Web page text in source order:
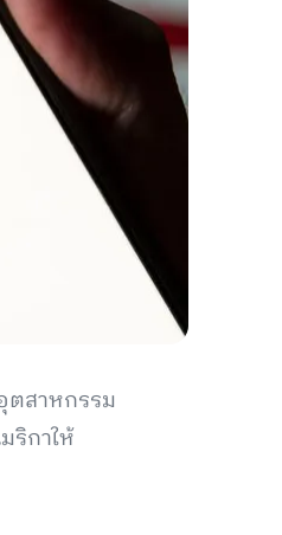
ตสาหกรรม
ริกาให้